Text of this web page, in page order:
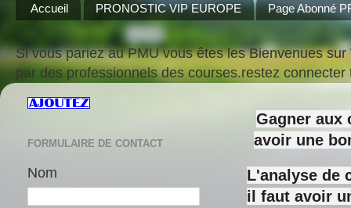
Accueil PRONOSTIC VIP EUROPE Page Abonné
Si vous pariez au PMU vous êtes les Bienvenues
par des professionnels des courses.restez
Gagner aux
avoir une
L'analyse de
il faut avoir
FORMULAIRE DE CONTACT
Nom